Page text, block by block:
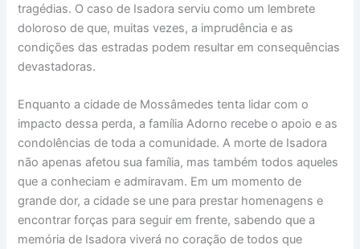
tragédias. O caso de Isadora serviu como um lembrete
doloroso de que, muitas vezes, a imprudência e as
condições das estradas podem resultar em consequências
devastadoras.
Enquanto a cidade de Mossâmedes tenta lidar com o
impacto dessa perda, a família Adorno recebe o apoio e as
condolências de toda a comunidade. A morte de Isadora
não apenas afetou sua família, mas também todos aqueles
que a conheciam e admiravam. Em um momento de
grande dor, a cidade se une para prestar homenagens e
encontrar forças para seguir em frente, sabendo que a
memória de Isadora viverá no coração de todos que